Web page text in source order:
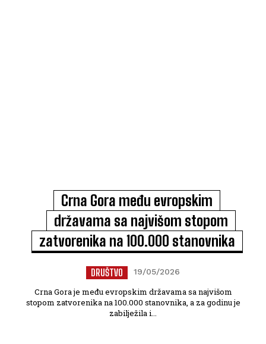
Crna Gora među evropskim
državama sa najvišom stopom
zatvorenika na 100.000 stanovnika
DRUŠTVO 19/05/2026
Crna Gora je među evropskim državama sa najvišom
stopom zatvorenika na 100.000 stanovnika, a za godinu je
zabilježila i...